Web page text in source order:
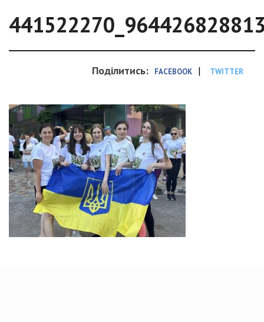
Поділитись: FACEBOOK | TWITTER